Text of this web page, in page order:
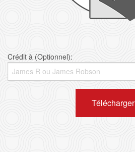
Crédit à (Optionnel):
Télécharger